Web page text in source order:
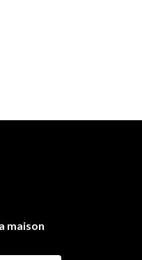
maison